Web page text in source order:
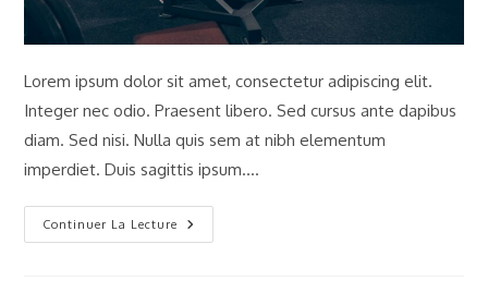
Lorem ipsum dolor sit amet, consectetur adipiscing elit.
Integer nec odio. Praesent libero. Sed cursus ante dapibus
diam. Sed nisi. Nulla quis sem at nibh elementum
imperdiet. Duis sagittis ipsum.…
Continuer La Lecture
Litora
Torqent